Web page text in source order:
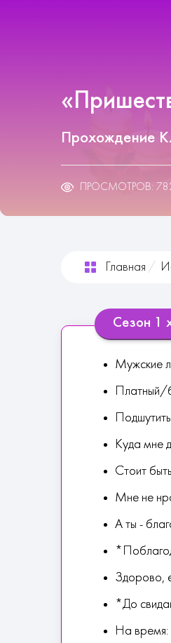
Прохождение
ПРОСМОТРОВ:
Главная
Сезон 1
Мужские
Платный/
Куда мне
Стоит
Мне не
А ты -
Здорово,
*До
На время: